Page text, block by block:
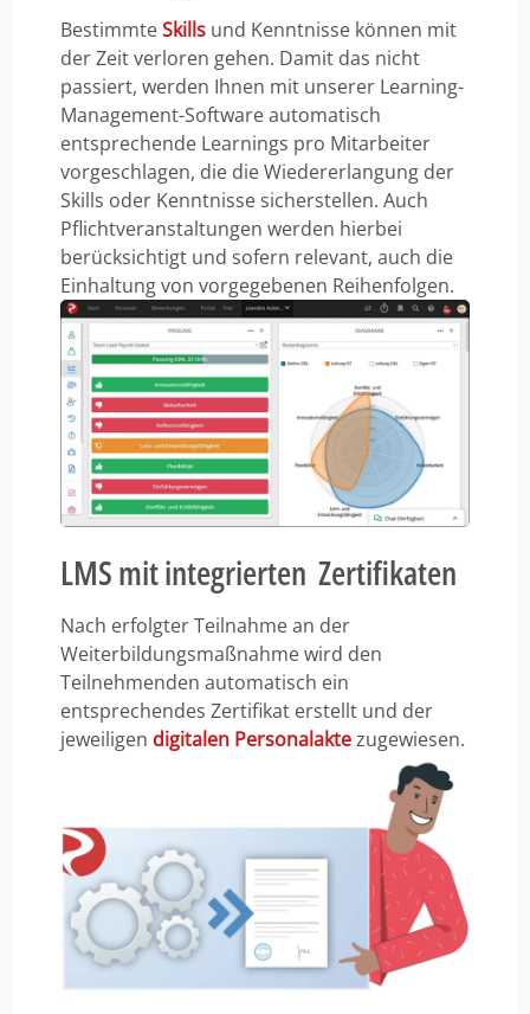
BestimmteSkills und Kenntnisse können mit
der Zeit verloren gehen. Damit das nicht
passiert, werden Ihnen mit unserer Learning-
Management-Software automatisch
entsprechende Learnings pro Mitarbeiter
vorgeschlagen, die die Wiedererlangung der
Skills oder Kenntnisse sicherstellen. Auch
Pflichtveranstaltungen werden hierbei
berücksichtigt und sofern relevant, auch die
Einhaltung von vorgegebenen Reihenfolgen.
LMS mit integrierten Zertifikaten
Nach erfolgter Teilnahme an der
Weiterbildungsmaßnahme wird den
Teilnehmenden automatisch ein
entsprechendes Zertifikat erstellt und der
jeweiligen digitalen Personalaktezugewiesen.